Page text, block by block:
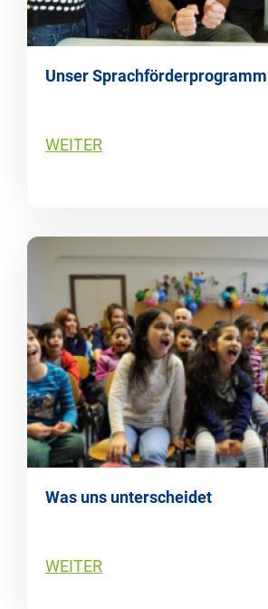
Unser Sprachförderprogramm
WEITER
Was uns unterscheidet
WEITER